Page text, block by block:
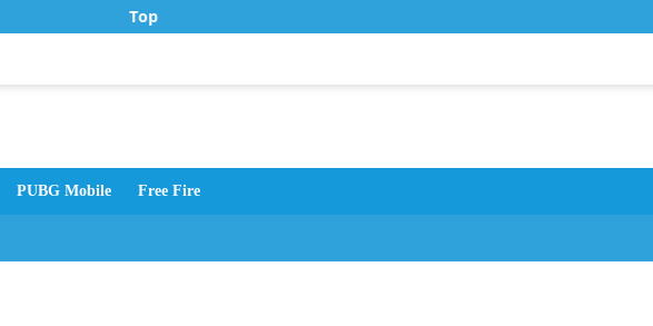
Top Up Murah di Zona Topup
PUBG Mobile Free Fire